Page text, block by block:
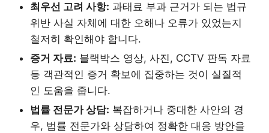
최우선 고려 사항: 과태료 부과 근거가 되는 법규
위반 사실 자체에 대한 오해나 오류가 있었는지
철저히 확인해야 합니다.
증거 자료: 블랙박스 영상, 사진, CCTV 판독 자료
등 객관적인 증거 확보에 집중하는 것이 실질적
인 도움을 줍니다.
법률 전문가 상담: 복잡하거나 중대한 사안의 경
우, 법률 전문가와 상담하여 정확한 대응 방안을